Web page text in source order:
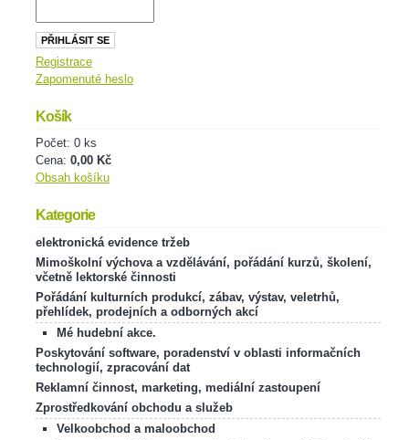
Registrace
Zapomenuté heslo
Košík
Počet: 0 ks
Cena: 0,00 Kč
Obsah košíku
Kategorie
elektronická evidence tržeb
Mimoškolní výchova a vzdělávání, pořádání kurzů, školení,
včetně lektorské činnosti
Pořádání kulturních produkcí, zábav, výstav, veletrhů,
přehlídek, prodejních a odborných akcí
Mé hudební akce.
Poskytování software, poradenství v oblasti informačních
technologií, zpracování dat
Reklamní činnost, marketing, mediální zastoupení
Zprostředkování obchodu a služeb
Velkoobchod a maloobchod